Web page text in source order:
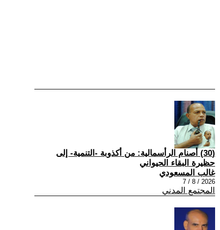
(30) أصنام الرأسمالية: من أكذوبة -التنمية- إلى
حظيرة البقاء الحيواني
غالب المسعودي
2026 / 8 / 7
المجتمع المدني